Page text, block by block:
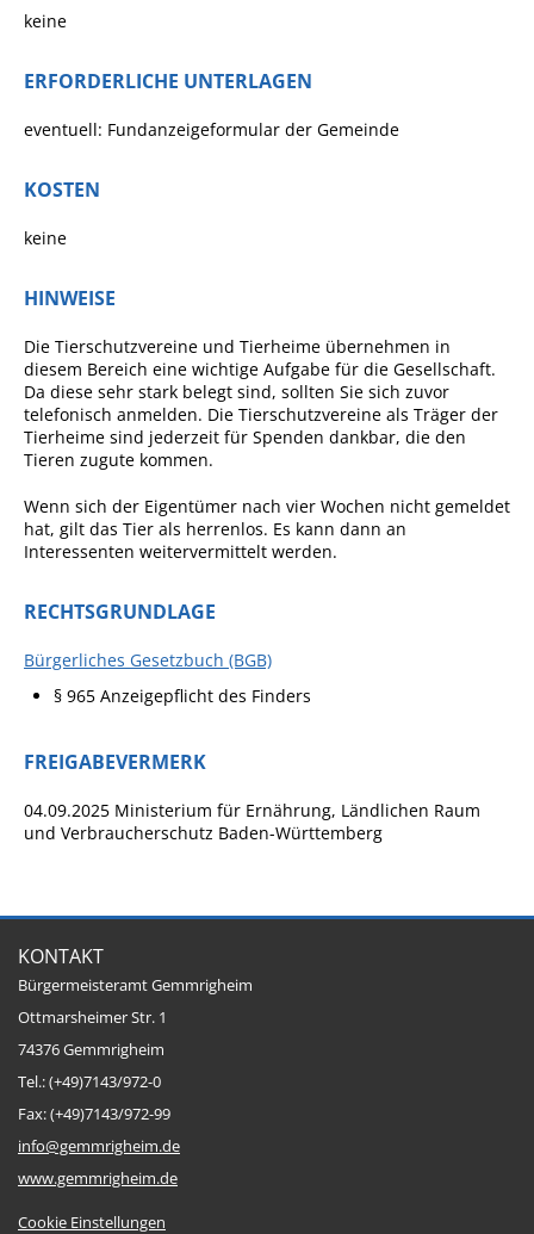
Leistungen - Service BW
Neubürgerinfos
Gutachterausschuss
Organspende
Gleichstellung
Fachstelle
Wohnungssicherung
Öffentliche
Bekanntmachungen
Ortsrecht
Trauungen
keine
ERFORDERLICHE UNTERLAGEN
eventuell: Fundanzeigeformular der Gemeinde
KOSTEN
keine
HINWEISE
Die Tierschutzvereine und Tierheime übernehmen in
diesem Bereich eine wichtige Aufgabe für die Gesellschaft.
Da diese sehr stark belegt sind, sollten Sie sich zuvor
telefonisch anmelden. Die Tierschutzvereine als Träger der
Tierheime sind jederzeit für Spenden dankbar, die den
Tieren zugute kommen.
Wenn sich der Eigentümer nach vier Wochen nicht gemeldet
hat, gilt das Tier als herrenlos. Es kann dann an
Interessenten weitervermittelt werden.
RECHTSGRUNDLAGE
Bürgerliches Gesetzbuch (BGB)
§ 965 Anzeigepflicht des Finders
FREIGABEVERMERK
04.09.2025 Ministerium für Ernährung, Ländlichen Raum
und Verbraucherschutz Baden-Württemberg
KONTAKT
Bürgermeisteramt Gemmrigheim
Ottmarsheimer Str. 1
74376 Gemmrigheim
Tel.: (+49)7143/972-0
Fax: (+49)7143/972-99
info@gemmrigheim.de
www.gemmrigheim.de
Cookie Einstellungen